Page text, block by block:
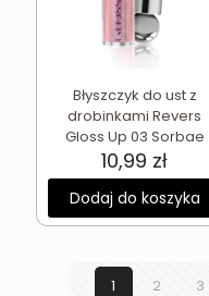
Błyszczyk do ust z
drobinkami Revers
Gloss Up 03 Sorbae
10,99 zł
Dodaj do koszyka
1 2 3